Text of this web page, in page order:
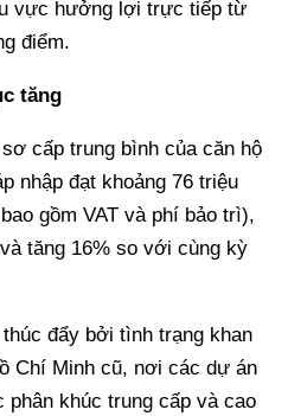
vực hưởng lợi trực tiếp từ
điểm.
tăng
cấp trung bình của căn hộ
nhập đạt khoảng 76 triệu
gồm VAT và phí bảo trì),
tăng 16% so với cùng kỳ
đẩy bởi tình trạng khan
Chí Minh cũ, nơi các dự án
khúc trung cấp và cao